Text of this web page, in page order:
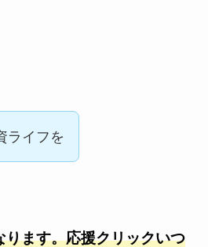
ライフを
ります。応援クリックいつ